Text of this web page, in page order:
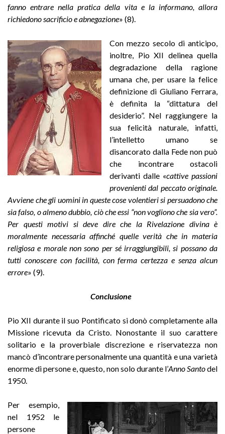
fanno entrare nella pratica della vita e la informano, allora
richiedono sacrificio e abnegazione» (8).
Con mezzo secolo di anticipo,
inoltre, Pio XII delinea quella
degradazione della ragione
umana che, per usare la felice
definizione di Giuliano Ferrara,
è definita la “dittatura del
desiderio”. Nel raggiungere la
sua felicità naturale, infatti,
l’intelletto umano se
disancorato dalla Fede non può
che incontrare ostacoli
derivanti dalle «cattive passioni
provenienti dal peccato originale.
Avviene che gli uomini in queste cose volentieri si persuadono che
sia falso, o almeno dubbio, ciò che essi “non vogliono che sia vero”.
Per questi motivi si deve dire che la Rivelazione divina è
moralmente necessaria affinché quelle verità che in materia
religiosa e morale non sono per sé irraggiungibili, si possano da
tutti conoscere con facilità, con ferma certezza e senza alcun
errore» (9).
Conclusione
Pio XII durante il suo Pontificato si donò completamente alla
Missione ricevuta da Cristo. Nonostante il suo carattere
solitario e la proverbiale discrezione e riservatezza non
mancò d’incontrare personalmente una quantità e una varietà
enorme di persone e, questo, non solo durante l’Anno Santodel
1950.
Per esempio,
nel 1952 le
persone